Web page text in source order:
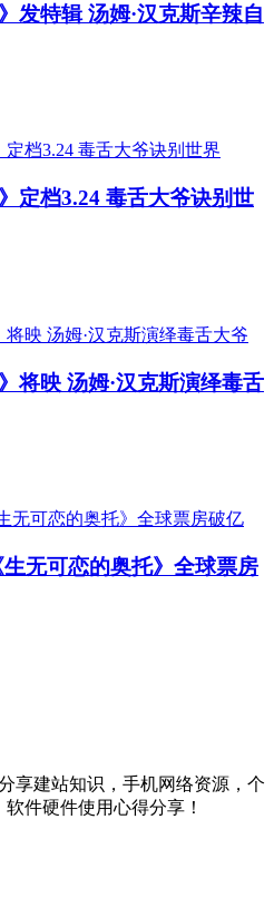
发特辑 汤姆·汉克斯辛辣自
定档3.24 毒舌大爷诀别世
将映 汤姆·汉克斯演绎毒舌
无可恋的奥托》全球票房
享建站知识，手机网络资源，个
件硬件使用心得分享！